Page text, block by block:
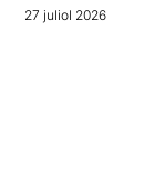
27 juliol 2026